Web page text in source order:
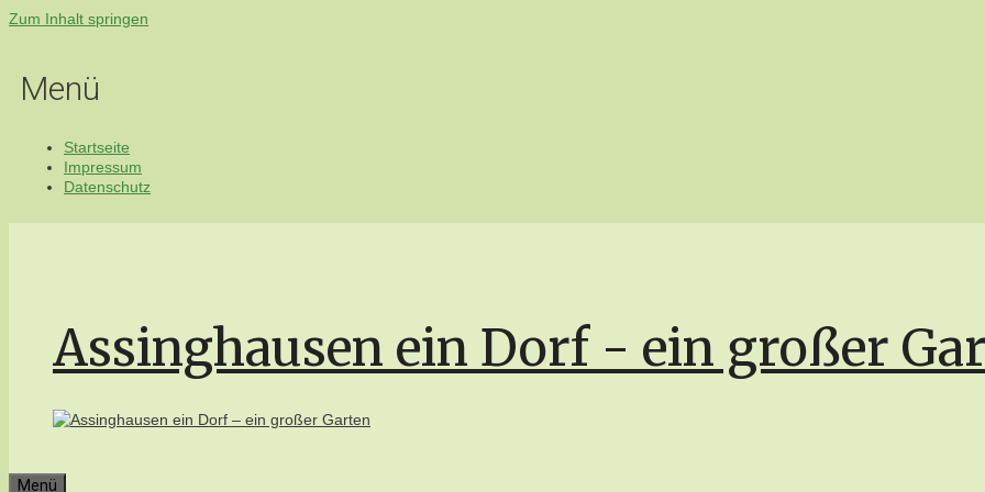
Zum Inhalt springen
Menü
Startseite
Impressum
Datenschutz
Assinghausen ein Dorf - ein großer
Menü